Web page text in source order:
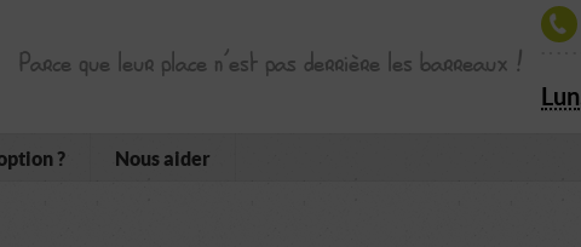
Parce que leur place n’est pas derrière les barreaux !
Lun
? Nous aider